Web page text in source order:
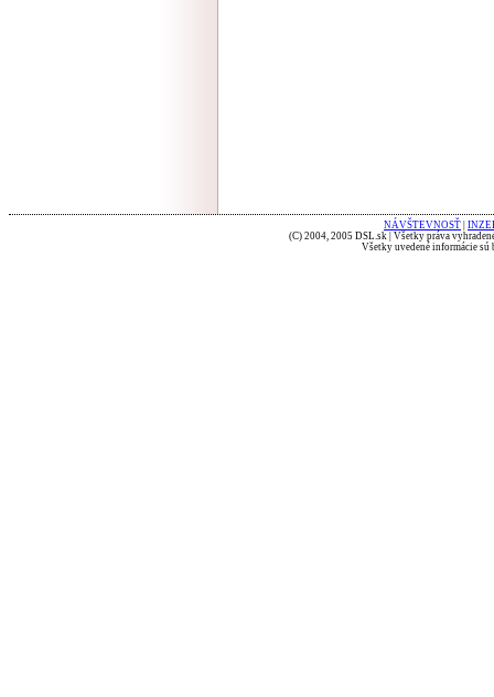
NÁVŠTEVNOSŤ
(C) 2004, 2005 DSL.sk | Všetky práva
Všetky uvedené informácie sú